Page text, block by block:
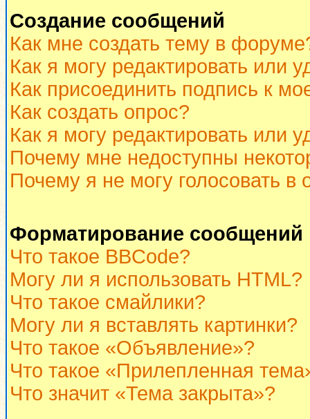
Создание сообщений
Как мне создать тему в
Как я могу редактировать или
Как присоединить подпись к
Как создать опрос?
Как я могу редактировать или
Почему мне недоступны
Почему я не могу голосовать в
Форматирование
Что такое BBCode?
Могу ли я использовать HTML?
Что такое смайлики?
Могу ли я вставлять картинки?
Что такое «Объявление»?
Что такое «Прилепленная
Что значит «Тема закрыта»?